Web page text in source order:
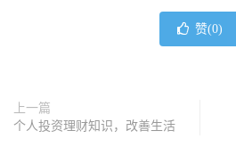
赞(0)
上一篇
个人投资理财知识，改善生活